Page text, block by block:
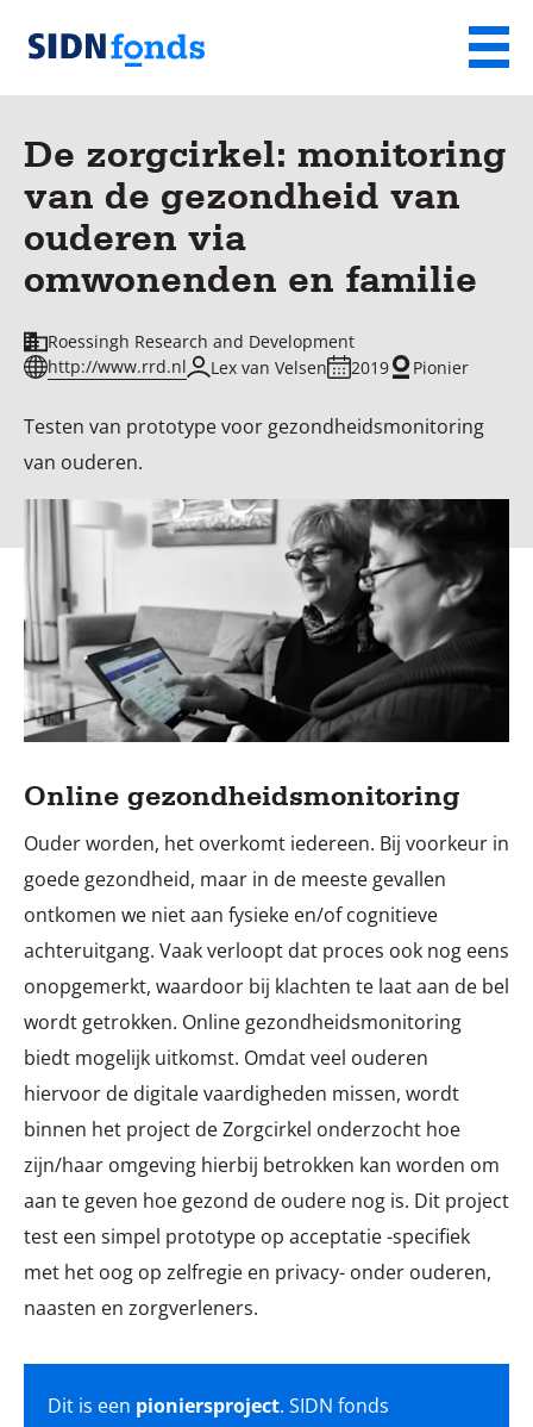
Sla de navigatie over en ga naar de inhoud
SIDN
fonds
Menu
De zorgcirkel: monitoring
van de gezondheid van
ouderen via
omwonenden en familie
Roessingh Research and Development
http://www.rrd.nl
Lex van Velsen 2019 Pionier
Testen van prototype voor gezondheidsmonitoring
van ouderen.
Online gezondheidsmonitoring
Ouder worden, het overkomt iedereen. Bij voorkeur in
goede gezondheid, maar in de meeste gevallen
ontkomen we niet aan fysieke en/of cognitieve
achteruitgang. Vaak verloopt dat proces ook nog eens
onopgemerkt, waardoor bij klachten te laat aan de bel
wordt getrokken. Online gezondheidsmonitoring
biedt mogelijk uitkomst. Omdat veel ouderen
hiervoor de digitale vaardigheden missen, wordt
binnen het project de Zorgcirkel onderzocht hoe
zijn/haar omgeving hierbij betrokken kan worden om
aan te geven hoe gezond de oudere nog is. Dit project
test een simpel prototype op acceptatie -specifiek
met het oog op zelfregie en privacy- onder ouderen,
naasten en zorgverleners.
Dit is een pioniersproject. SIDN fonds